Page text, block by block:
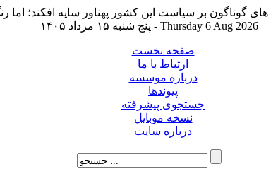
پنج شنبه ۱۵ مرداد ۱۴۰۵ - Thursday 6 Aug 2026
صفحه نخست
ارتباط با ما
درباره موسسه
پیوندها
جستجوی پیشرفته
نسخه موبایل
درباره سایت